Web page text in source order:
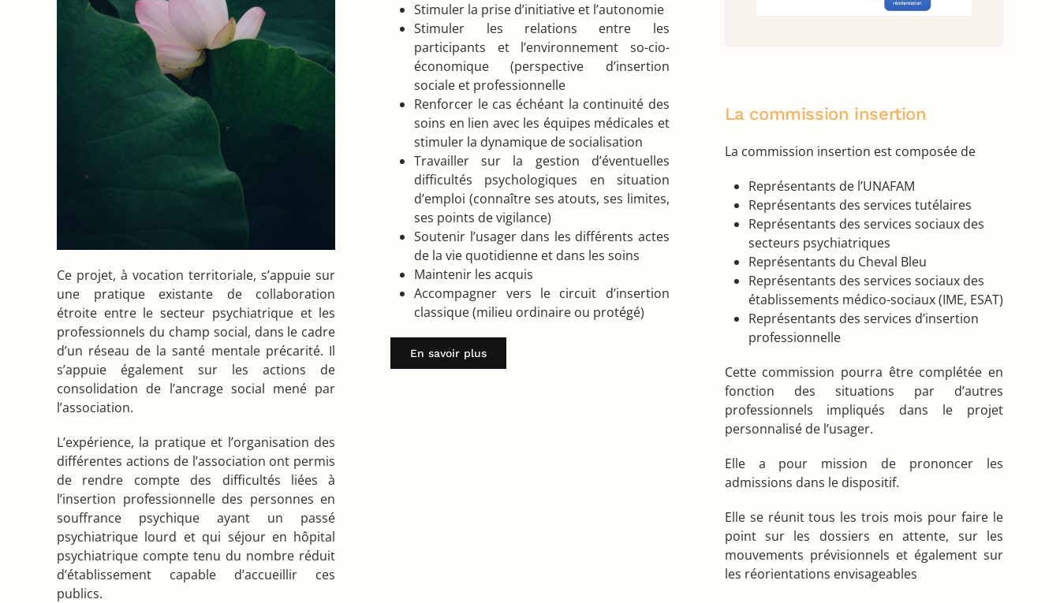
Ce projet, à vocation territoriale, s’appuie sur
une pratique existante de collaboration
étroite entre le secteur psychiatrique et les
professionnels du champ social, dans le cadre
d’un réseau de la santé mentale précarité. Il
s’appuie également sur les actions de
consolidation de l’ancrage social mené par
l’association.
L’expérience, la pratique et l’organisation des
différentes actions de l’association ont permis
de rendre compte des difficultés liées à
l’insertion professionnelle des personnes en
souffrance psychique ayant un passé
psychiatrique lourd et qui séjour en hôpital
psychiatrique compte tenu du nombre réduit
d’établissement capable d’accueillir ces
publics.
Stimuler la prise d’initiative et l’autonomie
Stimuler les relations entre les
participants et l’environnement so-cio-
économique (perspective d’insertion
sociale et professionnelle
Renforcer le cas échéant la continuité des
soins en lien avec les équipes médicales et
stimuler la dynamique de socialisation
Travailler sur la gestion d’éventuelles
difficultés psychologiques en situation
d’emploi (connaître ses atouts, ses limites,
ses points de vigilance)
Soutenir l’usager dans les différents actes
de la vie quotidienne et dans les soins
Maintenir les acquis
Accompagner vers le circuit d’insertion
classique (milieu ordinaire ou protégé)
En savoir plus
La commission insertion
La commission insertion est composée de
Représentants de l’UNAFAM
Représentants des services tutélaires
Représentants des services sociaux des
secteurs psychiatriques
Représentants du Cheval Bleu
Représentants des services sociaux des
établissements médico-sociaux (IME, ESAT)
Représentants des services d’insertion
professionnelle
Cette commission pourra être complétée en
fonction des situations par d’autres
professionnels impliqués dans le projet
personnalisé de l’usager.
Elle a pour mission de prononcer les
admissions dans le dispositif.
Elle se réunit tous les trois mois pour faire le
point sur les dossiers en attente, sur les
mouvements prévisionnels et également sur
les réorientations envisageables